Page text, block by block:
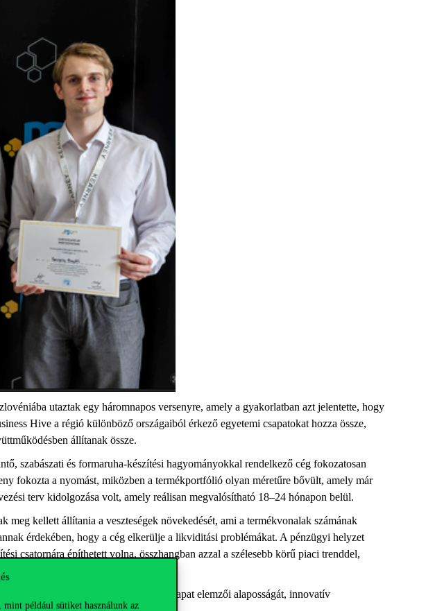
például sütiket használunk az
utaztak egy háromnapos versenyre, amely a gyakorlatban azt jelentette, hogy
Hive a régió különböző országaiból érkező egyetemi csapatokat hozza össze,
állítanak össze.
szabászati és formaruha-készítési hagyományokkal rendelkező cég fokozatosan
fokozta a nyomást, miközben a termékportfólió olyan méretűre bővült, amely már
terv kidolgozása volt, amely reálisan megvalósítható 18–24 hónapon belül.
kellett állítania a veszteségek növekedését, ami a termékvonalak számának
érdekében, hogy a cég elkerülje a likviditási problémákat. A pénzügyi helyzet
csatornára építhetett volna, összhangban azzal a szélesebb körű piaci trenddel,
győztesének. A zsűri kiemelte a csapat elemzői alaposságát, innovatív